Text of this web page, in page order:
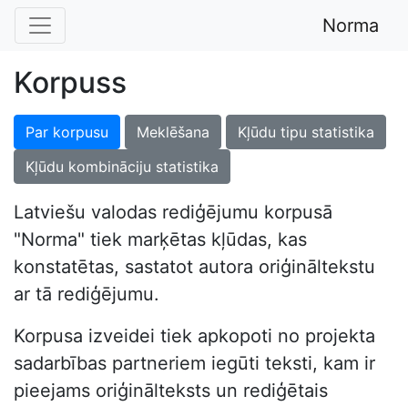
Norma
Korpuss
Par korpusu Meklēšana
Kļūdu tipu statistika
Kļūdu kombināciju statistika
Latviešu valodas rediģējumu korpusā
"Norma" tiek marķētas kļūdas, kas
konstatētas, sastatot autora oriģināltekstu
ar tā rediģējumu.
Korpusa izveidei tiek apkopoti no projekta
sadarbības partneriem iegūti teksti, kam ir
pieejams oriģinālteksts un rediģētais